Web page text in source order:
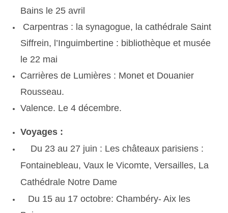
Bains le 25 avril
Carpentras : la synagogue, la cathédrale Saint
Siffrein, l’Inguimbertine : bibliothèque et musée
le 22 mai
Carrières de Lumières : Monet et Douanier
Rousseau.
Valence. Le 4 décembre.
Voyages :
Du 23 au 27 juin : Les châteaux parisiens :
Fontainebleau, Vaux le Vicomte, Versailles, La
Cathédrale Notre Dame
Du 15 au 17 octobre: Chambéry- Aix les